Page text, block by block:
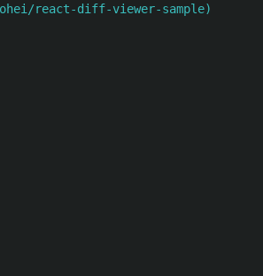
react-diff-viewer-sample)